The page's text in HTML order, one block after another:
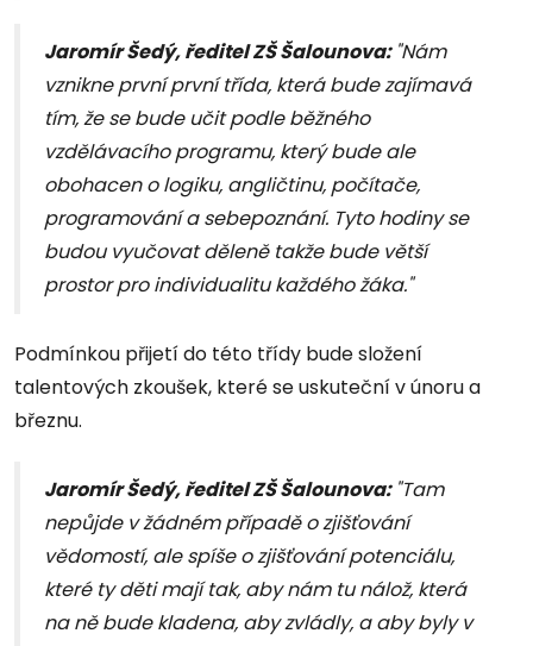
Jaromír Šedý, ředitel ZŠ Šalounova: "Nám
vznikne první první třída, která bude zajímavá
tím, že se bude učit podle běžného
vzdělávacího programu, který bude ale
obohacen o logiku, angličtinu, počítače,
programování a sebepoznání. Tyto hodiny se
budou vyučovat děleně takže bude větší
prostor pro individualitu každého žáka."
Podmínkou přijetí do této třídy bude složení
talentových zkoušek, které se uskuteční v únoru a
březnu.
Jaromír Šedý, ředitel ZŠ Šalounova: "Tam
nepůjde v žádném případě o zjišťování
vědomostí, ale spíše o zjišťování potenciálu,
které ty děti mají tak, aby nám tu nálož, která
na ně bude kladena, aby zvládly, a aby byly v